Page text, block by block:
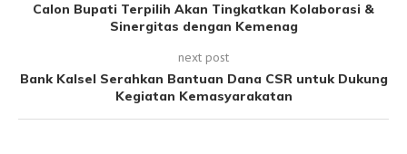
Calon Bupati Terpilih Akan Tingkatkan Kolaborasi &
Sinergitas dengan Kemenag
next post
Bank Kalsel Serahkan Bantuan Dana CSR untuk Dukung
Kegiatan Kemasyarakatan